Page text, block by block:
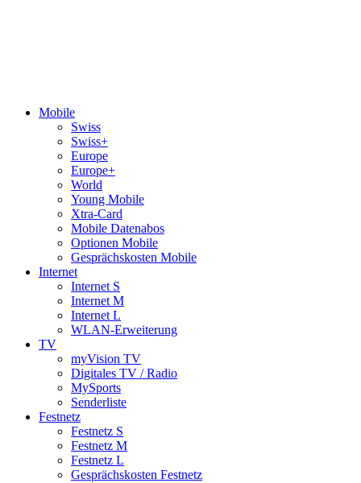
Mobile
Swiss
Swiss+
Europe
Europe+
World
Young Mobile
Xtra-Card
Mobile Datenabos
Optionen Mobile
Gesprächskosten Mobile
Internet
Internet S
Internet M
Internet L
WLAN-Erweiterung
TV
myVision TV
Digitales TV / Radio
MySports
Senderliste
Festnetz
Festnetz S
Festnetz M
Festnetz L
Gesprächskosten Festnetz